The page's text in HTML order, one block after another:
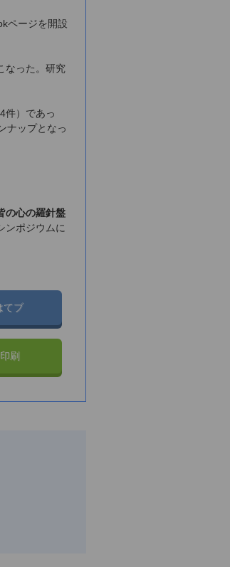
ページを開設
なった。研究
件）であっ
ナップとなっ
の心の羅針盤
ンポジウムに
てブ
印刷